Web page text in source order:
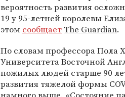
вероятность развития
19 у 95-летней королевы
этом сообщает The Guardian.
По словам профессора Пола
Университета Восточной
пожилых людей старше 90
развития тяжелой формы